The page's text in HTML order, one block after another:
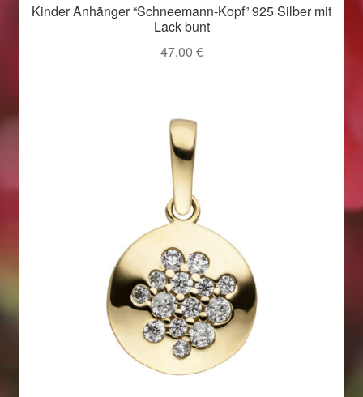
Kinder Anhänger “Schneemann-Kopf” 925 Silber mit
Lack bunt
47,00 €